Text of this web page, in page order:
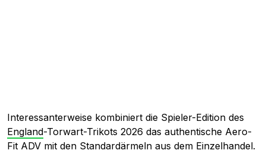
Interessanterweise kombiniert die Spieler-Edition des
England-Torwart-Trikots 2026 das authentische Aero-
Fit ADV mit den Standardärmeln aus dem Einzelhandel.